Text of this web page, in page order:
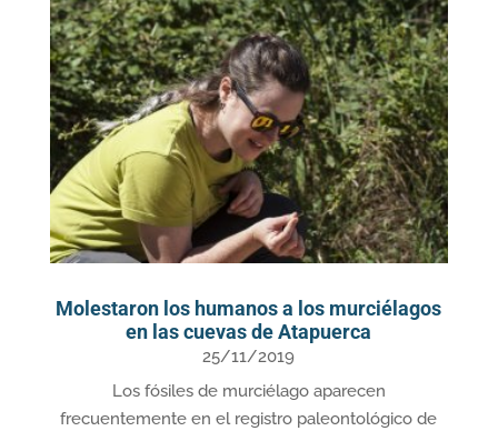
Molestaron los humanos a los murciélagos
en las cuevas de Atapuerca
25/11/2019
Los fósiles de murciélago aparecen
frecuentemente en el registro paleontológico de